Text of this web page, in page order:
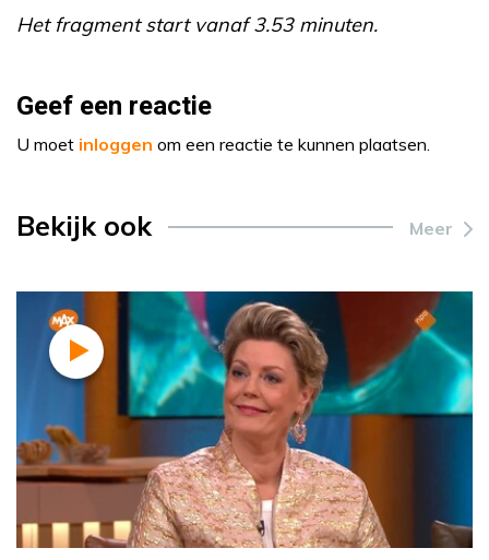
Het fragment start vanaf 3.53 minuten.
Geef een reactie
U moet inloggen om een reactie te kunnen plaatsen.
Bekijk ook Meer